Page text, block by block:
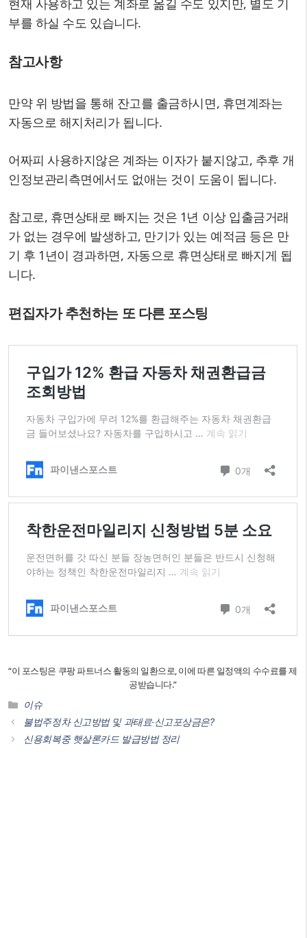
현재 사용하고 있는 계좌로 옮길 수도 있지만, 별도 기
부를 하실 수도 있습니다.
참고사항
만약 위 방법을 통해 잔고를 출금하시면, 휴면계좌는
자동으로 해지처리가 됩니다.
어짜피 사용하지않은 계좌는 이자가 붙지않고, 추후 개
인정보관리측면에서도 없애는 것이 도움이 됩니다.
참고로, 휴면상태로 빠지는 것은 1년 이상 입출금거래
가 없는 경우에 발생하고, 만기가 있는 예적금 등은 만
기 후 1년이 경과하면, 자동으로 휴면상태로 빠지게 됩
니다.
편집자가 추천하는 또 다른 포스팅
“이 포스팅은 쿠팡 파트너스 활동의 일환으로, 이에 따른 일정액의 수수료를 제
공받습니다.”
카
테
리
이슈
불법주정차 신고방법 및 과태료·신고포상금은?
신용회복중 햇살론카드 발급방법 정리